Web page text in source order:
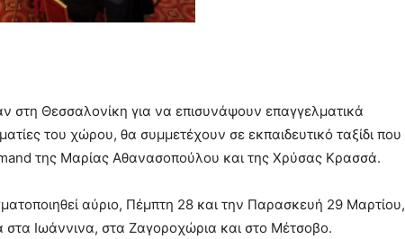
στη Θεσσαλονίκη για να επισυνάψουν επαγγελματικά
του χώρου, θα συμμετέχουν σε εκπαιδευτικό ταξίδι που
της Μαρίας Αθανασοπούλου και της Χρύσας Κρασσά.
αύριο, Πέμπτη 28 και την Παρασκευή 29 Μαρτίου,
στα Ιωάννινα, στα Ζαγοροχώρια και στο Μέτσοβο.